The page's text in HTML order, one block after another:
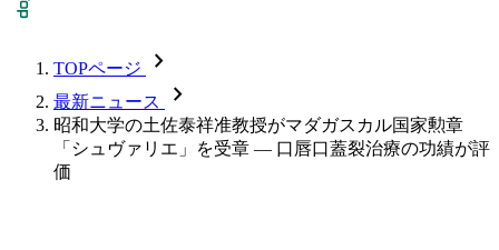
TOPページ chevron_forward
最新ニュース chevron_forward
昭和大学の土佐泰祥准教授がマダガスカル国家勲章
「シュヴァリエ」を受章 — 口唇口蓋裂治療の功績が評
価